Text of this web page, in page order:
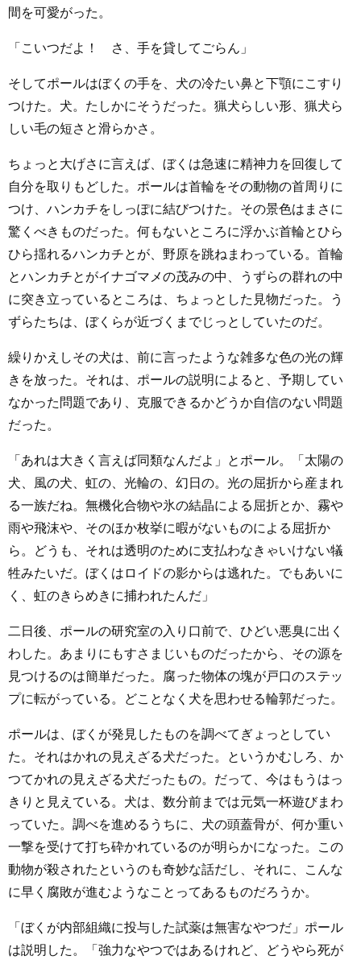
間を可愛がった。
「こいつだよ！ さ、手を貸してごらん」
そしてポールはぼくの手を、犬の冷たい鼻と下顎にこすり
つけた。犬。たしかにそうだった。猟犬らしい形、猟犬ら
しい毛の短さと滑らかさ。
ちょっと大げさに言えば、ぼくは急速に精神力を回復して
自分を取りもどした。ポールは首輪をその動物の首周りに
つけ、ハンカチをしっぽに結びつけた。その景色はまさに
驚くべきものだった。何もないところに浮かぶ首輪とひら
ひら揺れるハンカチとが、野原を跳ねまわっている。首輪
とハンカチとがイナゴマメの茂みの中、うずらの群れの中
に突き立っているところは、ちょっとした見物だった。う
ずらたちは、ぼくらが近づくまでじっとしていたのだ。
繰りかえしその犬は、前に言ったような雑多な色の光の輝
きを放った。それは、ポールの説明によると、予期してい
なかった問題であり、克服できるかどうか自信のない問題
だった。
「あれは大きく言えば同類なんだよ」とポール。「太陽の
犬、風の犬、虹の、光輪の、幻日の。光の屈折から産まれ
る一族だね。無機化合物や氷の結晶による屈折とか、霧や
雨や飛沫や、そのほか枚挙に暇がないものによる屈折か
ら。どうも、それは透明のために支払わなきゃいけない犠
牲みたいだ。ぼくはロイドの影からは逃れた。でもあいに
く、虹のきらめきに捕われたんだ」
二日後、ポールの研究室の入り口前で、ひどい悪臭に出く
わした。あまりにもすさまじいものだったから、その源を
見つけるのは簡単だった。腐った物体の塊が戸口のステッ
プに転がっている。どことなく犬を思わせる輪郭だった。
ポールは、ぼくが発見したものを調べてぎょっとしてい
た。それはかれの見えざる犬だった。というかむしろ、か
つてかれの見えざる犬だったもの。だって、今はもうはっ
きりと見えている。犬は、数分前までは元気一杯遊びまわ
っていた。調べを進めるうちに、犬の頭蓋骨が、何か重い
一撃を受けて打ち砕かれているのが明らかになった。この
動物が殺されたというのも奇妙な話だし、それに、こんな
に早く腐敗が進むようなことってあるものだろうか。
「ぼくが内部組織に投与した試薬は無害なやつだ」ポール
は説明した。「強力なやつではあるけれど、どうやら死が